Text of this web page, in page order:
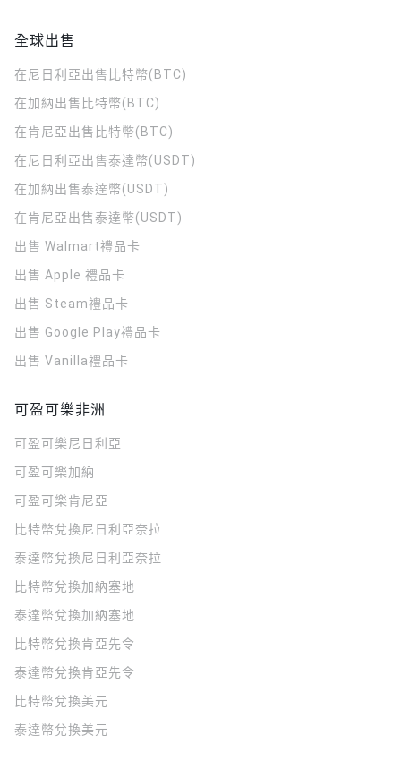
全球出售
在尼日利亞出售比特幣(BTC)
在加納出售比特幣(BTC)
在肯尼亞出售比特幣(BTC)
在尼日利亞出售泰達幣(USDT)
在加納出售泰達幣(USDT)
在肯尼亞出售泰達幣(USDT)
出售 Walmart禮品卡
出售 Apple 禮品卡
出售 Steam禮品卡
出售 Google Play禮品卡
出售 Vanilla禮品卡
可盈可樂非洲
可盈可樂 尼日利亞
可盈可樂加納
可盈可樂肯尼亞
比特幣兌換尼日利亞奈拉
泰達幣兌換尼日利亞奈拉
比特幣兌換加納塞地
泰達幣兌換加納塞地
比特幣兌換肯亞先令
泰達幣兌換肯亞先令
比特幣兌換美元
泰達幣兌換美元